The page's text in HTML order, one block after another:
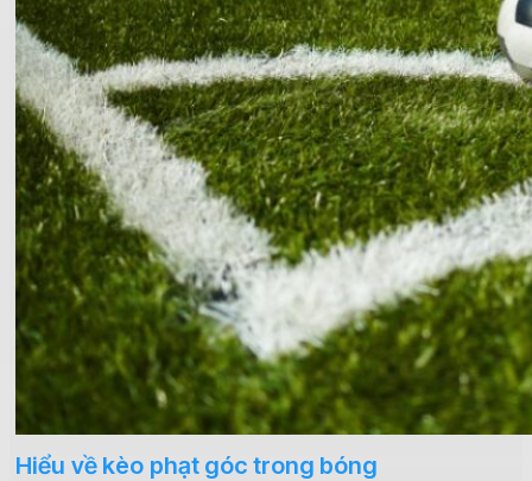
Hiểu về kèo phạt góc trong bóng